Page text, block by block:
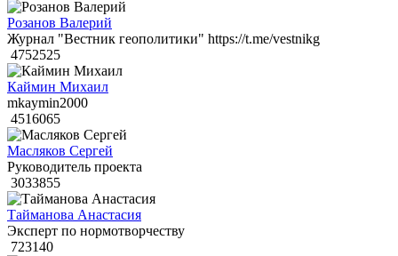
Розанов Валерий
Журнал "Вестник геополитики" https://t.me/vestnikg
4752525
Каймин Михаил
mkaymin2000
4516065
Масляков Сергей
Руководитель проекта
3033855
Тайманова Анастасия
Эксперт по нормотворчеству
723140